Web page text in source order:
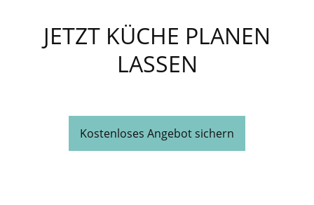
JETZT KÜCHE PLANEN
LASSEN
Kostenloses Angebot sichern